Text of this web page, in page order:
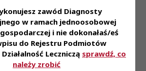
zawód Diagnosty
w ramach jednoosobowej
i nie dokonałaś/eś
do Rejestru Podmiotów
Leczniczą sprawdź, co
należy zrobić
oraz ubezpieczenie na życie •
z prywatnej opieki
w nowoczesnym laboratorium
zapoznanie się i stosowanie
z zakresu diagnostyki
styczność z szerokim spectrum